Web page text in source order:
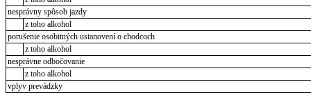
nesprávny spôsob jazdy
z toho alkohol
porušenie osobitných ustanovení o chodcoch
z toho alkohol
nesprávne odbočovanie
z toho alkohol
vplyv prevádzky